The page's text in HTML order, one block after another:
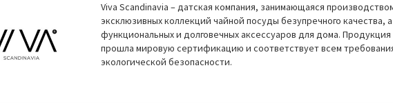
Viva Scandinavia – датская компания, занимающаяся
эксклюзивных коллекций чайной посуды безупречного качества,
функциональных и долговечных аксессуаров для дома.
прошла мировую сертификацию и соответствует всем
экологической безопасности.